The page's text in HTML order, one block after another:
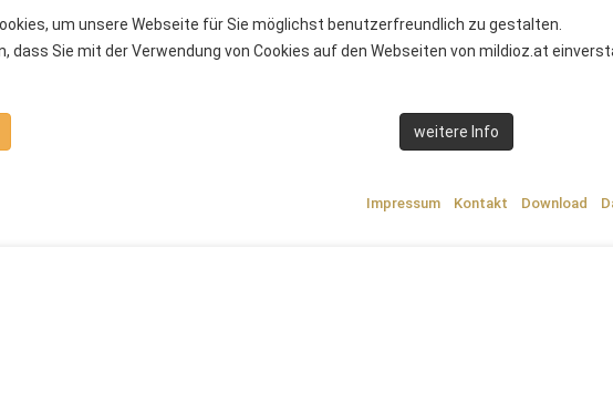
um unsere Webseite für Sie möglichst benutzerfreundlich zu gestalten.
dass Sie mit der Verwendung von Cookies auf den Webseiten von mildioz.at
weitere Info
Impressum Kontakt Download